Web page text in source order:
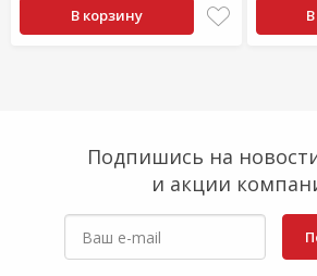
В корзину
Подпишись на
и акции